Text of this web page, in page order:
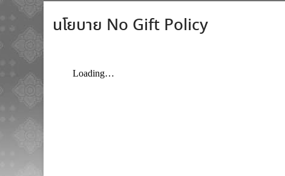
นโยบาย No Gift Policy